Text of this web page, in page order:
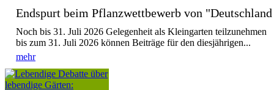
Endspurt beim Pflanzwettbewerb von
Noch bis 31. Juli 2026 Gelegenheit als Kleingarten
bis zum 31. Juli 2026 können Beiträge für den diesjährigen...
mehr